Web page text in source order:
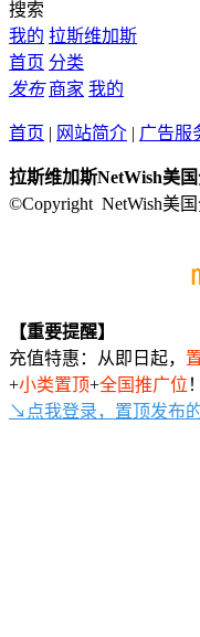
搜索
我的 拉斯维加斯
首页 分类
发布 商家 我的
首页 | 网站简介 | 广告服
拉斯维加斯NetWish美
©Copyright NetWish美
【重要提醒】
充值特惠：从即日起，
+小类置顶+全国推广位 ！
↘点我登录，置顶发布的